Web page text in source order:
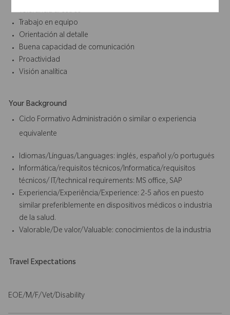
Tolerancia al estrés
Trabajo en equipo
Orientación al detalle
Buena capacidad de comunicación
Proactividad
Visión analítica
Your Background
Ciclo Formativo Administración o similar o experiencia
equivalente
Idiomas/Línguas/Languages: inglés, español y/o portugués
Informática/requisitos técnicos/lnformatica/requisitos
técnicos/ IT/technical requirements: MS office, SAP
Experiencia/Experiência/Experience: 2-5 años en puesto
similar preferiblemente en dispositivos médicos o industria
de la salud.
Valorable/De valor/Valuable: conocimientos de la industria
Travel Expectations
EOE/M/F/Vet/Disability